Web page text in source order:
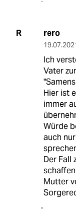
R rero
Ich
Vater
Hier ist
immer
Würde
auch
Der Fall
Mutter